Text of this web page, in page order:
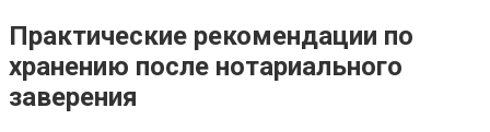
Практические рекомендации по
хранению после нотариального
заверения